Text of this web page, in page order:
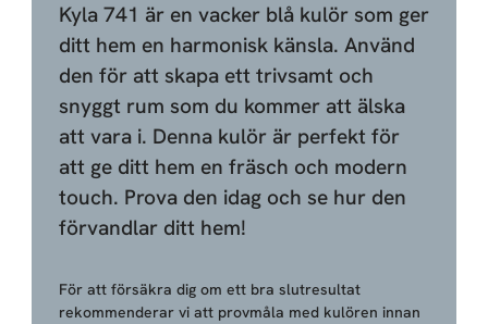
Kyla 741 är en vacker blå kulör som ger
ditt hem en harmonisk känsla. Använd
den för att skapa ett trivsamt och
snyggt rum som du kommer att älska
att vara i. Denna kulör är perfekt för
att ge ditt hem en fräsch och modern
touch. Prova den idag och se hur den
förvandlar ditt hem!
För att försäkra dig om ett bra slutresultat
rekommenderar vi att provmåla med kulören innan